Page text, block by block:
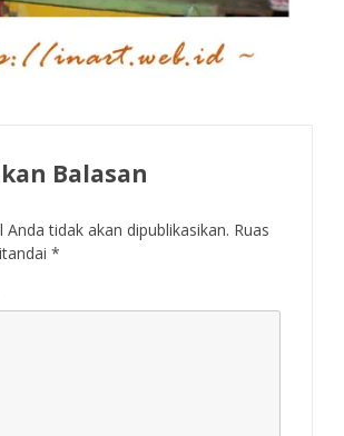
Balasan
tidak akan dipublikasikan. Ruas
*